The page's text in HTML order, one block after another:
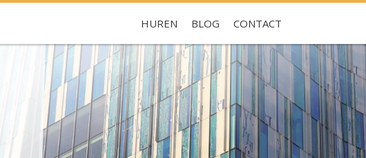
HUREN BLOG CONTACT
Je hebt nog geen favorieten